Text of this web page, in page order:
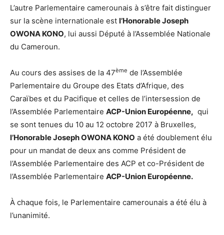
L’autre Parlementaire camerounais à s’être fait distinguer
sur la scène internationale est l’Honorable Joseph
OWONA KONO, lui aussi Député à l’Assemblée Nationale
du Cameroun.
Au cours des assises de la 47ème de l’Assemblée
Parlementaire du Groupe des Etats d’Afrique, des
Caraïbes et du Pacifique et celles de l’intersession de
l’Assemblée Parlementaire ACP-Union Européenne, qui
se sont tenues du 10 au 12 octobre 2017 à Bruxelles,
l’Honorable Joseph OWONA KONO a été doublement élu
pour un mandat de deux ans comme Président de
l’Assemblée Parlementaire des ACP et co-Président de
l’Assemblée Parlementaire ACP-Union Européenne.
À chaque fois, le Parlementaire camerounais a été élu à
l’unanimité.